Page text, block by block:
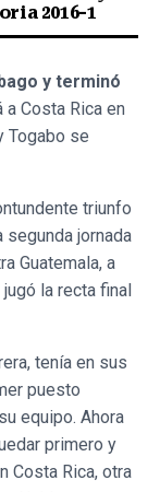
2016-1
y terminó
a Costa Rica en
Togabo se
triunfo
jornada
Guatemala, a
la recta final
tenía en sus
puesto
equipo. Ahora
primero y
Costa Rica, otra